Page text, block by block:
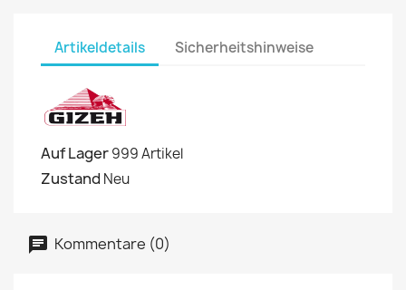
Artikeldetails Sicherheitshinweise
Auf Lager999 Artikel
Zustand Neu
Kommentare (0)